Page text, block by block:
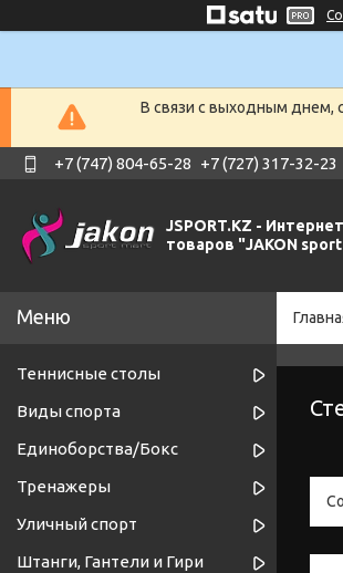
В связи с выходным днем,
+7 (747) 804-65-28 +7 (727) 317-32-23
JSPORT.KZ -
товаров "JAKON
Теннисные столы
Виды спорта
Единоборства/Бокс
Тренажеры
Уличный спорт
Штанги, Гантели и Гири